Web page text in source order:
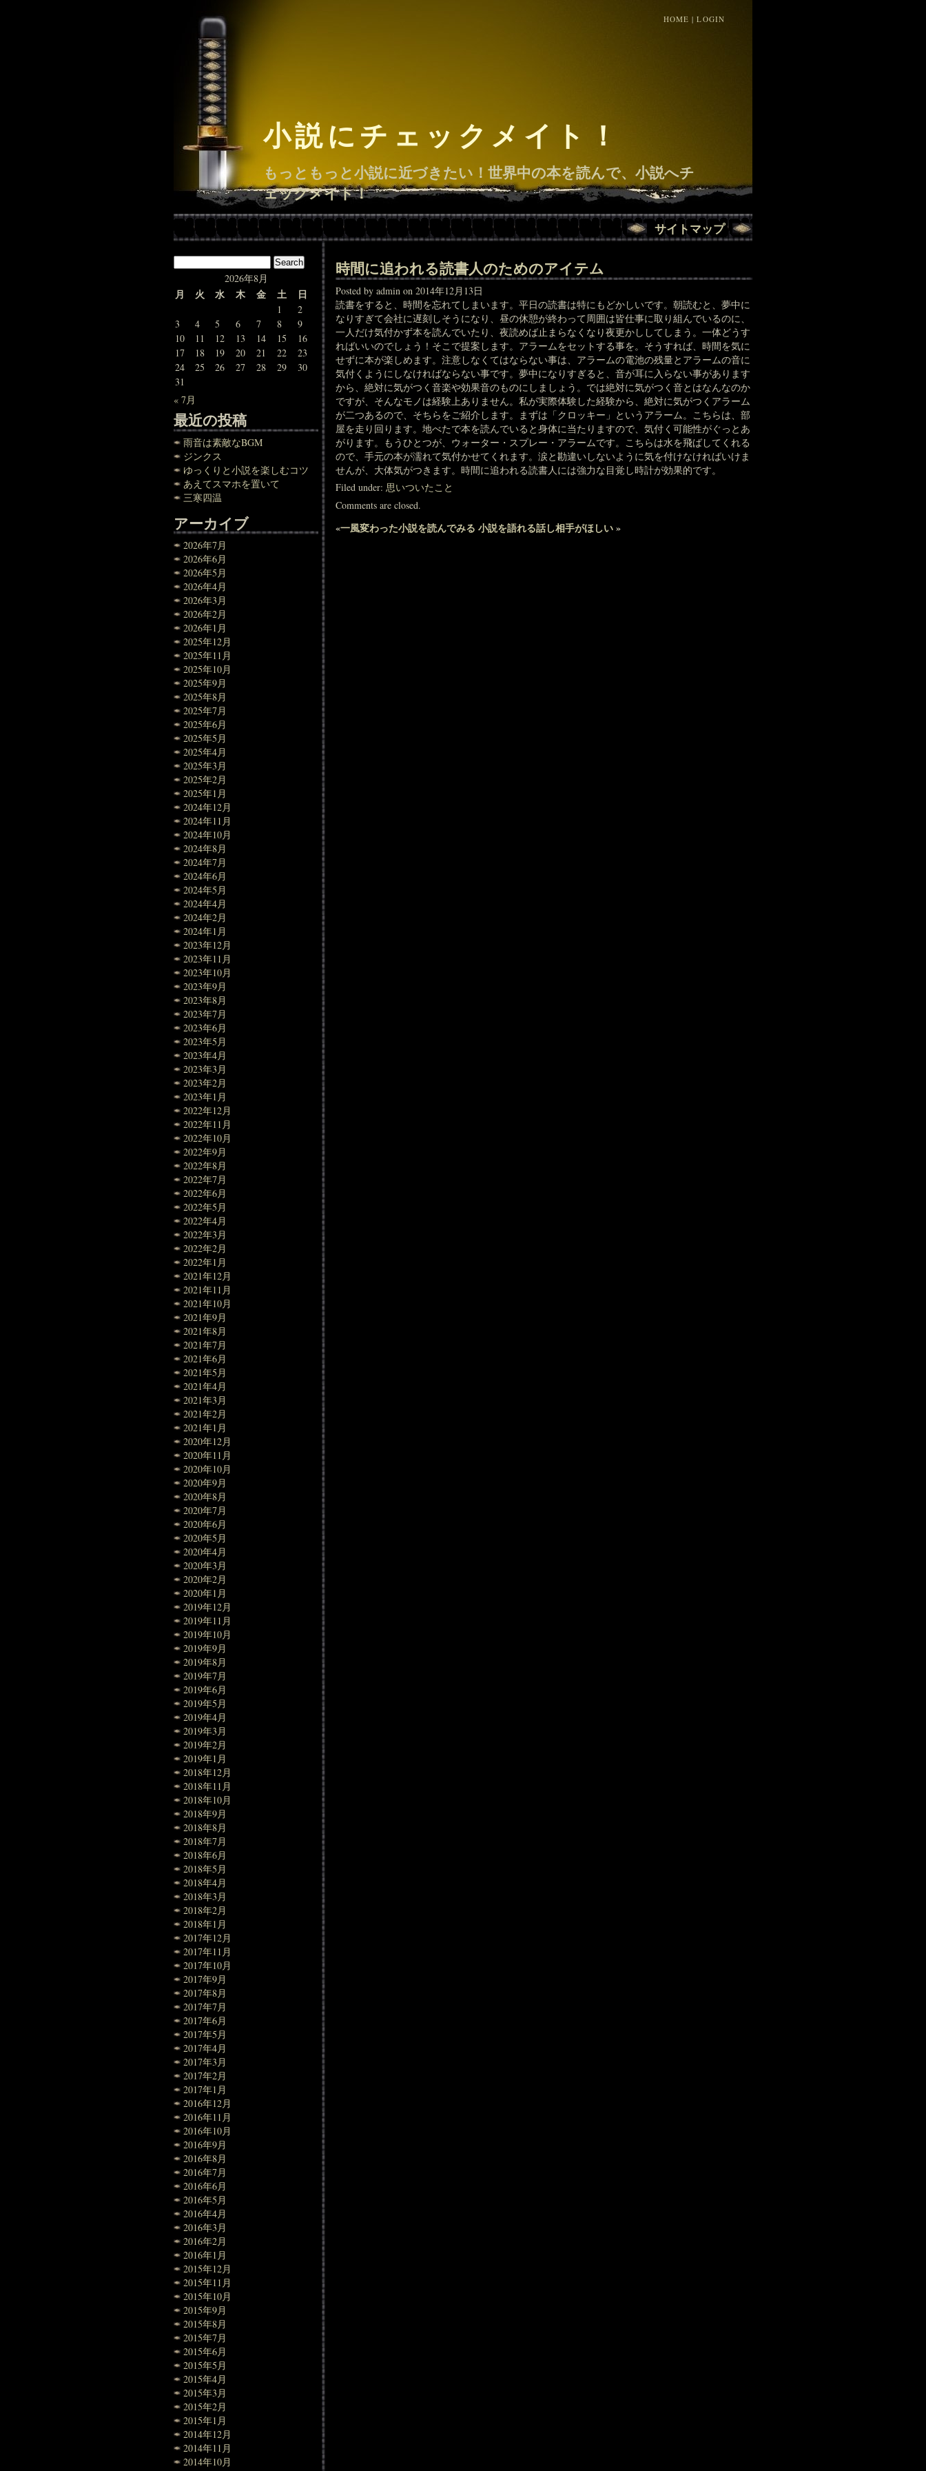
HOME |LOGIN
小説にチェックメイト！
もっともっと小説に近づきたい！世界中の本を読んで、小説へチ
ェックメイト！
サイトマップ
2026年8月
月 火 水 木 金 土 日
1
2
3
4 5 6 7 8
9
10
11 12 13 14 15
16
17
18 19 20 21 22
23
24
25 26 27 28 29
30
31
« 7月
最近の投稿
雨音は素敵なBGM
ジンクス
ゆっくりと小説を楽しむコツ
あえてスマホを置いて
三寒四温
アーカイブ
2026年7月
2026年6月
2026年5月
2026年4月
2026年3月
2026年2月
2026年1月
2025年12月
2025年11月
2025年10月
2025年9月
2025年8月
2025年7月
2025年6月
2025年5月
2025年4月
2025年3月
2025年2月
2025年1月
2024年12月
2024年11月
2024年10月
2024年8月
2024年7月
2024年6月
2024年5月
2024年4月
2024年2月
2024年1月
2023年12月
2023年11月
2023年10月
2023年9月
2023年8月
2023年7月
2023年6月
2023年5月
2023年4月
2023年3月
2023年2月
2023年1月
2022年12月
2022年11月
2022年10月
2022年9月
2022年8月
2022年7月
2022年6月
2022年5月
2022年4月
2022年3月
2022年2月
2022年1月
2021年12月
2021年11月
2021年10月
2021年9月
2021年8月
2021年7月
2021年6月
2021年5月
2021年4月
2021年3月
2021年2月
2021年1月
2020年12月
2020年11月
2020年10月
2020年9月
2020年8月
2020年7月
2020年6月
2020年5月
2020年4月
2020年3月
2020年2月
2020年1月
2019年12月
2019年11月
2019年10月
2019年9月
2019年8月
2019年7月
2019年6月
2019年5月
2019年4月
2019年3月
2019年2月
2019年1月
2018年12月
2018年11月
2018年10月
2018年9月
2018年8月
2018年7月
2018年6月
2018年5月
2018年4月
2018年3月
2018年2月
2018年1月
2017年12月
2017年11月
2017年10月
2017年9月
2017年8月
2017年7月
2017年6月
2017年5月
2017年4月
2017年3月
2017年2月
2017年1月
2016年12月
2016年11月
2016年10月
2016年9月
2016年8月
2016年7月
2016年6月
2016年5月
2016年4月
2016年3月
2016年2月
2016年1月
2015年12月
2015年11月
2015年10月
2015年9月
2015年8月
2015年7月
2015年6月
2015年5月
2015年4月
2015年3月
2015年2月
2015年1月
2014年12月
2014年11月
2014年10月
時間に追われる読書人のためのアイテム
Posted by admin on 2014年12月13日
読書をすると、時間を忘れてしまいます。平日の読書は特にもどかしいです。朝読むと、夢中に
なりすぎて会社に遅刻しそうになり、昼の休憩が終わって周囲は皆仕事に取り組んでいるのに、
一人だけ気付かず本を読んでいたり、夜読めば止まらなくなり夜更かししてしまう。一体どうす
ればいいのでしょう！そこで提案します。アラームをセットする事を。そうすれば、時間を気に
せずに本が楽しめます。注意しなくてはならない事は、アラームの電池の残量とアラームの音に
気付くようにしなければならない事です。夢中になりすぎると、音が耳に入らない事があります
から、絶対に気がつく音楽や効果音のものにしましょう。では絶対に気がつく音とはなんなのか
ですが、そんなモノは経験上ありません。私が実際体験した経験から、絶対に気がつくアラーム
が二つあるので、そちらをご紹介します。まずは「クロッキー」というアラーム。こちらは、部
屋を走り回ります。地べたで本を読んでいると身体に当たりますので、気付く可能性がぐっとあ
がります。もうひとつが、ウォーター・スプレー・アラームです。こちらは水を飛ばしてくれる
ので、手元の本が濡れて気付かせてくれます。涙と勘違いしないように気を付けなければいけま
せんが、大体気がつきます。時間に追われる読書人には強力な目覚し時計が効果的です。
Filed under:思いついたこと
Comments are closed.
«一風変わった小説を読んでみる 小説を語れる話し相手がほしい»